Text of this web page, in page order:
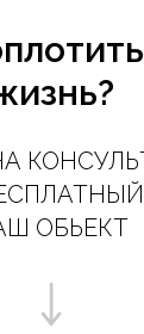
ОБЬЕКТ